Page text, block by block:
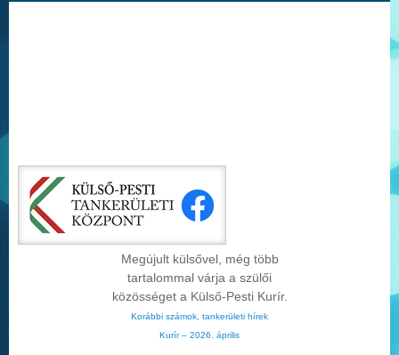
Megújult külsővel, még több
tartalommal várja a szülői
közösséget a Külső-Pesti Kurír.
Korábbi számok, tankerületi hírek
Kurír – 2026. április